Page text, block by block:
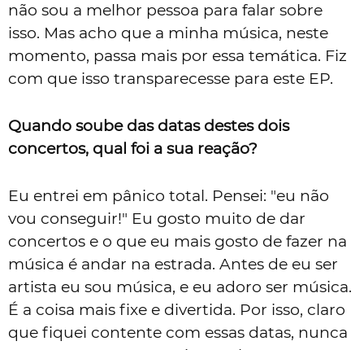
não sou a melhor pessoa para falar sobre
isso. Mas acho que a minha música, neste
momento, passa mais por essa temática. Fiz
com que isso transparecesse para este EP.
Quando soube das datas destes dois
concertos, qual foi a sua reação?
Eu entrei em pânico total. Pensei: "eu não
vou conseguir!" Eu gosto muito de dar
concertos e o que eu mais gosto de fazer na
música é andar na estrada. Antes de eu ser
artista eu sou música, e eu adoro ser música.
É a coisa mais fixe e divertida. Por isso, claro
que fiquei contente com essas datas, nunca